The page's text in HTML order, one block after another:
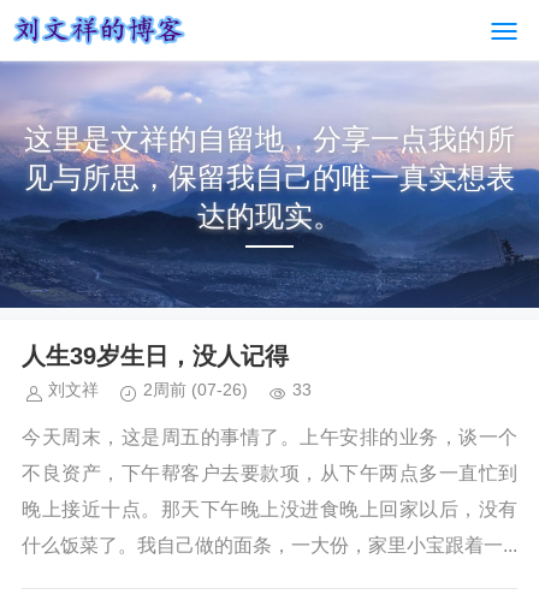
这里是文祥的自留地，分享一点我的所
见与所思，保留我自己的唯一真实想表
达的现实。
人生39岁生日，没人记得
刘文祥 2周前 (07-26) 33
今天周末，这是周五的事情了。上午安排的业务，谈一个
不良资产，下午帮客户去要款项，从下午两点多一直忙到
晚上接近十点。那天下午晚上没进食晚上回家以后，没有
什么饭菜了。我自己做的面条，一大份，家里小宝跟着一...